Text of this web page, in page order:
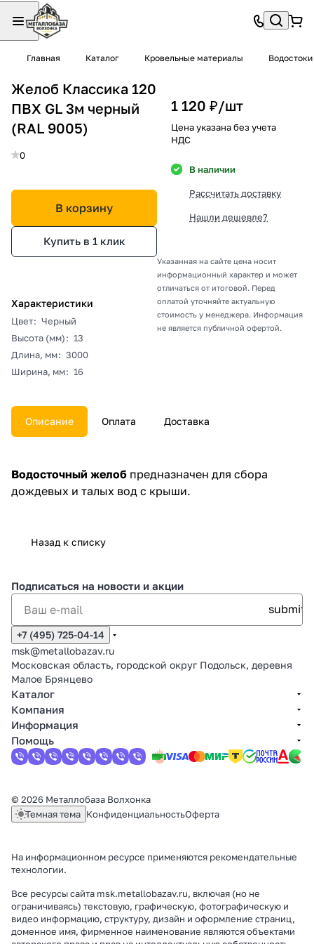
Главная Каталог Кровельные материалы Водостоки
Желоб Классика 120
ПВХ GL 3м черный
(RAL 9005)
0
В корзину
Купить в 1 клик
Характеристики
Цвет: Черный
Высота (мм): 13
Длина, мм: 3000
Ширина, мм: 16
1 120 ₽/шт
Цена указана без учета
НДС
В наличии
Рассчитать доставку
Нашли дешевле?
Указанная на сайте цена носит
информационный характер и может
отличаться от итоговой. Перед
оплатой уточняйте актуальную
стоимость у менеджера. Информация
не является публичной офертой.
Описание Оплата Доставка
Водосточный желоб предназначен для сбора
дождевых и талых вод с крыши.
Назад к списку
Подписаться на новости и акции
+7 (495) 725-04-14
msk@metallobazav.ru
Московская область, городской округ Подольск, деревня
Малое Брянцево
Каталог
Компания
Информация
Помощь
© 2026 Металлобаза Волхонка
Темная тема КонфиденциальностьОферта
На информационном ресурсе применяются рекомендательные
технологии.
Все ресурсы сайта msk.metallobazav.ru, включая (но не
ограничиваясь) текстовую, графическую, фотографическую и
видео информацию, структуру, дизайн и оформление страниц,
доменное имя, фирменное наименование являются объектами